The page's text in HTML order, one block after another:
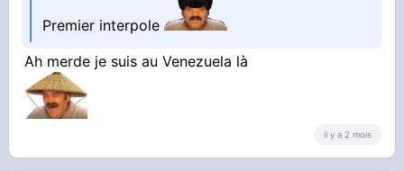
Premier interpole
Ah merde je suis au Venezuela là
il y a 2 mois